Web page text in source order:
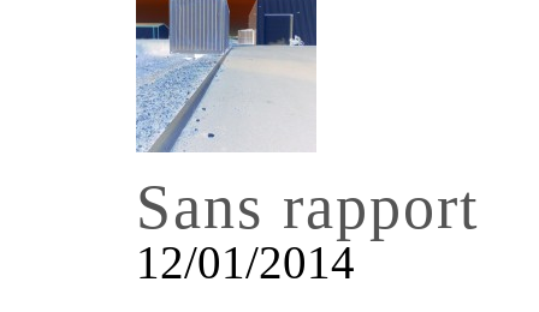
Sans rapport
12/01/2014